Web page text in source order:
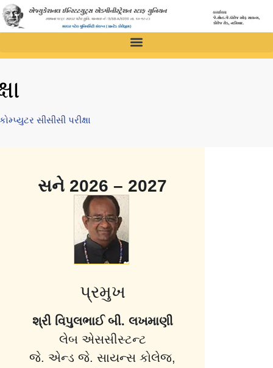
કોમ્પ્યુટર સીસીસી પરીક્ષા
સને 2026 – 2027
પ્રમુખ
શ્રી વિપુલભાઈ બી. લખમાણી
લેબ એસસીસ્ટન્ટ
જે. એન્ડ જે. સાયન્સ કોલેજ,